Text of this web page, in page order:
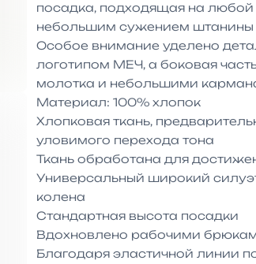
посадка, подходящая на
небольшим сужением штанины
Особое внимание уделено
логотипом МЕЧ, а боковая
молотка и небольшими
Материал: 100% хлопок
Хлопковая ткань,
уловимого перехода тона
Ткань обработана для
Универсальный широкий
колена
Стандартная высота посадки
Вдохновлено рабочими
Благодаря эластичной линии